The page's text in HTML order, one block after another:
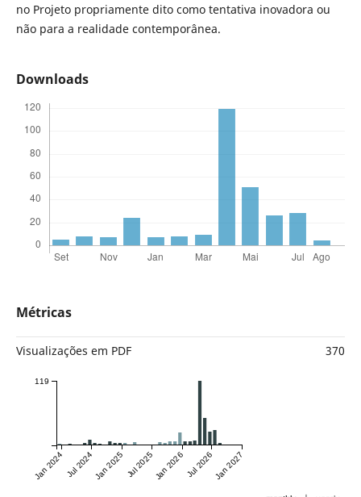
no Projeto propriamente dito como tentativa inovadora ou
não para a realidade contemporânea.
Downloads
Métricas
Visualizações em PDF 370
Jan 2024Jul 2024Jan 2025Jul 2025Jan 2026Jul 2026Jan 2027
119